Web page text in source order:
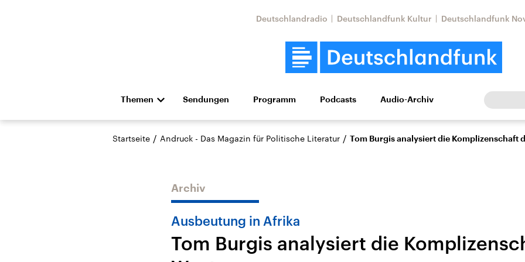
Deutschlandradio Deutschlandfunk Kultur Deutschlandfunk
Themen
Die Nachrichten Politik Wirtschaft Wissen Kultur Europa
Hörspiel und Feature Musik
Landtagswahl Sachsen-
USA
Aktuelle Beiträge,
Nahostkonflikt
Iran
Aktuelle Lage und
Sendungen Programm Podcasts Audio-Archiv
Startseite / Andruck - Das Magazin für Politische Literatur / Tom Burgis analysiert die Komplizenschaft
Archiv
Ausbeutung in Afrika
Tom Burgis analysiert die